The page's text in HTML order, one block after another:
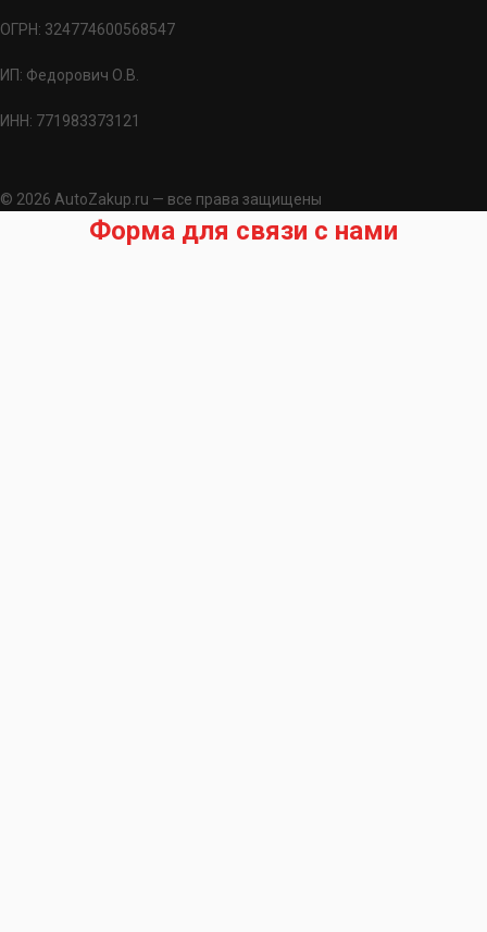
ОГРН: 324774600568547
ИП: Федорович О.В.
ИНН: 771983373121
© 2026 AutoZakup.ru — все права защищены
Форма для связи с нами